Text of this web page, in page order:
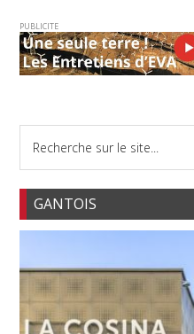
PUBLICITE
GANTOIS